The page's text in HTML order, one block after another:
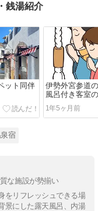
銭湯紹介
ット同伴
伊勢外宮参道
風呂付き客室
1年5ヶ月前
宿
な施設が勢揃い
をリフレッシュできる場
景にした露天風呂、内湯